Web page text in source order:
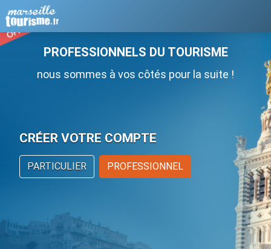
PROFESSIONNELS DU TOURISME
nous sommes à vos côtés pour la suite !
CRÉER VOTRE COMPTE
PARTICULIER PROFESSIONNEL